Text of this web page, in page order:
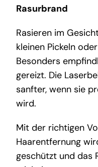
Rasurbrand
Rasieren im
kleinen Pickeln
Besonders
gereizt. Die
sanfter, wenn sie
wird.
Mit der richtigen
Haarentfernung
geschützt und das